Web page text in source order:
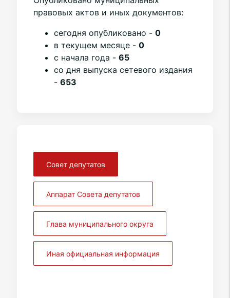
правовых актов и иных документов:
cегодня опубликовано - 0
в текущем месяце - 0
с начала года - 65
со дня выпуска сетевого издания
- 653
Совет депутатов
Аппарат Совета депутатов
Глава муниципального округа
Иная официальная информация